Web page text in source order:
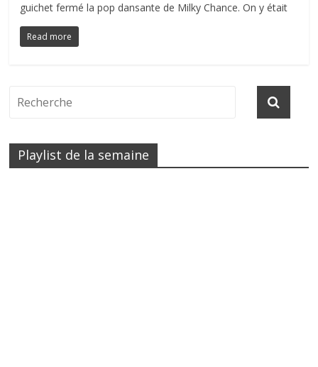
guichet fermé la pop dansante de Milky Chance. On y était
Read more
Playlist de la semaine